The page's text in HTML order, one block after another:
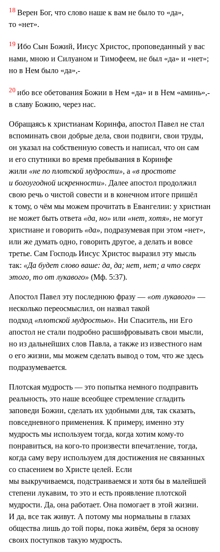
18 Верен Бог, что слово наше к вам не было то «да»,
то «нет».
19 Ибо Сын Божий, Иисус Христос, проповеданный у вас
нами, мною и Силуаном и Тимофеем, не был «да» и «нет»;
но в Нем было «да»,-
20 ибо все обетования Божии в Нем «да» и в Нем «аминь»,-
в славу Божию, через нас.
Обращаясь к христианам Коринфа, апостол Павел не стал
вспоминать свои добрые дела, свои подвиги, свои труды,
он указал на собственную совесть и написал, что он сам
и его спутники во время пребывания в Коринфе
жили «не по плотской мудрости», а «в простоте
и богоугодной искренности». Далее апостол продолжил
свою речь о чистой совести и в конечном итоге пришёл
к тому, о чём мы можем прочитать в Евангелии: у христиан
не может быть ответа «да, но» или «нет, хотя», не могут
христиане и говорить «да», подразумевая при этом «нет»,
или же думать одно, говорить другое, а делать и вовсе
третье. Сам Господь Иисус Христос выразил эту мысль
так: «Да будет слово ваше: да, да; нет, нет; а что сверх
этого, то от лукавого» (Мф. 5:37).
Апостол Павел эту последнюю фразу — «от лукавого» —
несколько переосмыслил, он назвал такой
подход «плотской мудростью». Ни Спаситель, ни Его
апостол не стали подробно расшифровывать свои мысли,
но из дальнейших слов Павла, а также из известного нам
о его жизни, мы можем сделать вывод о том, что же здесь
подразумевается.
Плотская мудрость — это попытка немного подправить
реальность, это наше всеобщее стремление сгладить
заповеди Божии, сделать их удобными для, так сказать,
повседневного применения. К примеру, именно эту
мудрость мы используем тогда, когда хотим кому-то
понравиться, на кого-то произвести впечатление, тогда,
когда саму веру используем для достижения не связанных
со спасением во Христе целей. Если
мы выкручиваемся, подстраиваемся и хотя бы в малейшей
степени лукавим, то это и есть проявление плотской
мудрости. Да, она работает. Она помогает в этой жизни.
И да, все так живут. А потому мы нормальны в глазах
общества лишь до той поры, пока живём, беря за основу
своих поступков такую мудрость.